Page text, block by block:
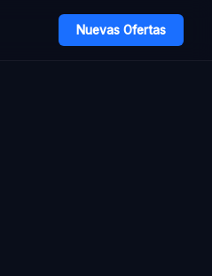
Nuevas Ofertas